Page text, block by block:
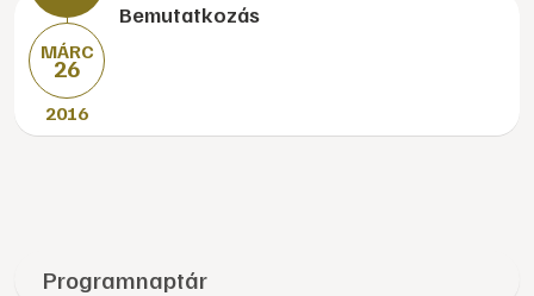
MÁRC
26
2016
Bemutatkozás
Programnaptár